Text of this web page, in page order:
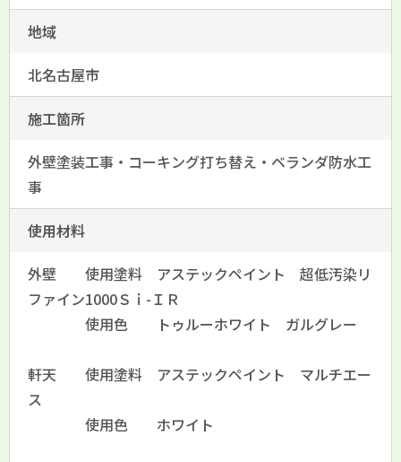
地域
北名古屋市
施工箇所
外壁塗装工事・コーキング打ち替え・ベランダ防水工
事
使用材料
外壁 使用塗料 アステックペイント 超低汚染リ
ファイン1000Ｓｉ-ＩＲ
使用色 トゥルーホワイト ガルグレー
軒天 使用塗料 アステックペイント マルチエー
ス
使用色 ホワイト